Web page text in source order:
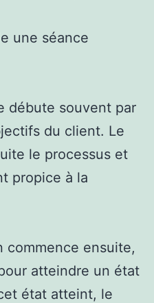
une séance
débute souvent par
du client. Le
le processus et
propice à la
commence ensuite,
atteindre un état
état atteint, le